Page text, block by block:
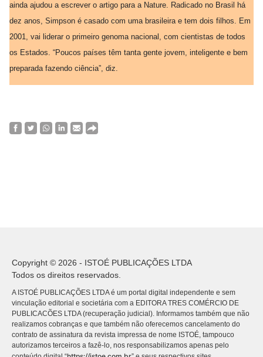
ainda ajudou a escrever o artigo para a Nature. Radicado no Brasil há
dez anos, Simpson é casado com uma brasileira e tem dois filhos. Em
2001, vai liderar o primeiro genoma nacional, com cientistas de todos
os Estados. “Poucos países têm tanta gente jovem, inteligente e bem
preparada fazendo ciência”, diz.
Copyright © 2026 - ISTOÉ PUBLICAÇÕES LTDA
Todos os direitos reservados.
A ISTOÉ PUBLICAÇÕES LTDA é um portal digital independente e sem
vinculação editorial e societária com a EDITORA TRES COMÉRCIO DE
PUBLICACÕES LTDA (recuperação judicial). Informamos também que não
realizamos cobranças e que também não oferecemos cancelamento do
contrato de assinatura da revista impressa de nome ISTOÉ, tampouco
autorizamos terceiros a fazê-lo, nos responsabilizamos apenas pelo